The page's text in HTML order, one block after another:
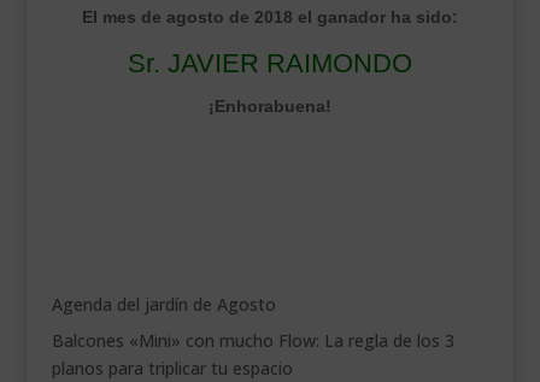
El mes de agosto de 2018 el ganador ha sido:
Sr. JAVIER RAIMONDO
¡Enhorabuena!
Agenda del jardín de Agosto
Balcones «Mini» con mucho Flow: La regla de los 3
planos para triplicar tu espacio